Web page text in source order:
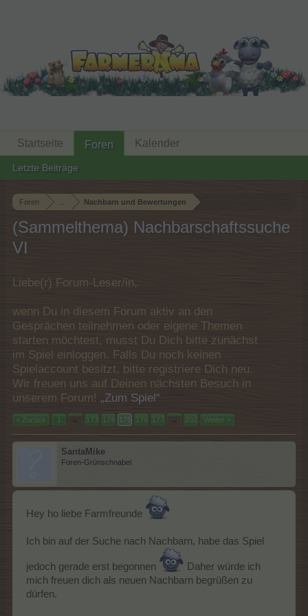
Foren Nachbarn und Bewertungen
(Sammelthema) Nachbarschaftssuche
VI
Liebe(r) Forum-Leser/in,
wenn Du in diesem Forum aktiv an den
Gesprächen teilnehmen oder eigene Themen
starten möchtest, musst Du Dich bitte zunächst
im Spiel einloggen. Falls Du noch keinen
Spielaccount besitzt, bitte registriere Dich neu.
Wir freuen uns auf Deinen nächsten Besuch in
unserem Forum! „Zum Spiel“
< Zurück 1 ← 173 174 175 176 177 → 202 Weiter >
SantaMike
Foren-Grünschnabel
Hey ho liebe Farmfreunde
Ich bin auf der Suche nach Nachbarn, habe das Spiel
jedoch gerade erst begonnen
Daher würde ich
mich freuen dich als neuen Nachbarn begrüßen zu
dürfen.
Startseite Foren
Letzte Beiträge
Kalender